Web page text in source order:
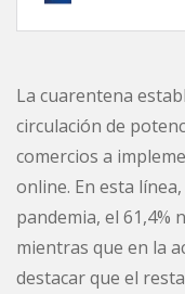
La cuarentena
circulación de
comercios a
online. En esta
pandemia, el 61,4%
mientras que en la
destacar que el